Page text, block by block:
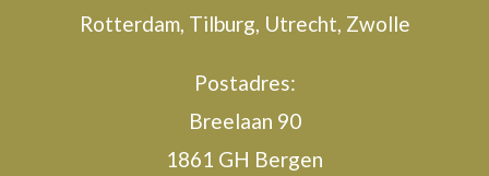
Rotterdam, Tilburg, Utrecht, Zwolle
Postadres:
Breelaan 90
1861 GH Bergen